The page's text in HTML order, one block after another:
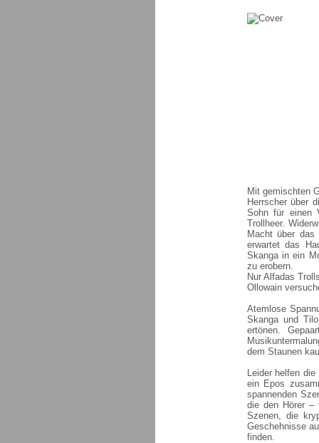
Mit gemischten
Herrscher über
Sohn für einen
Trollheer.
Macht über das
erwartet das
Skanga in ein
zu erobern.
Nur Alfadas
Ollowain
Atemlose
Skanga und
ertönen.
dem Staunen
Leider helfen
ein Epos
spannenden
die den Hörer –
Szenen, die
Geschehnisse
finden.